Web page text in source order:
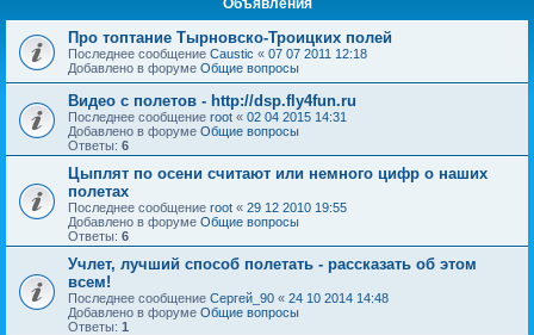
Про топтание Тырновско-Троицких полей
Последнее сообщение Caustic « 07 07 2011 12:18
Добавлено в форуме Общие вопросы
Видео с полетов - http://dsp.fly4fun.ru
Последнее сообщение root « 02 04 2015 14:31
Добавлено в форуме Общие вопросы
Ответы: 6
Цыплят по осени считают или немного цифр о наших
полетах
Последнее сообщение root « 29 12 2010 19:55
Добавлено в форуме Общие вопросы
Ответы: 6
Учлет, лучший способ полетать - рассказать об этом
всем!
Последнее сообщение Сергей_90 « 24 10 2014 14:48
Добавлено в форуме Общие вопросы
Ответы: 1